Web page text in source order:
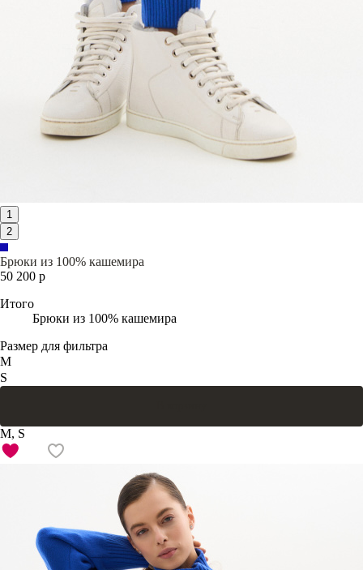
1
2
Брюки из 100% кашемира
50 200 р
Итого
Брюки из 100% кашемира
Размер для фильтра
M
S
M, S